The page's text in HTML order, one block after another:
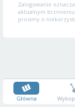
Zalogowanie
aktualnym
prosimy o
Główna